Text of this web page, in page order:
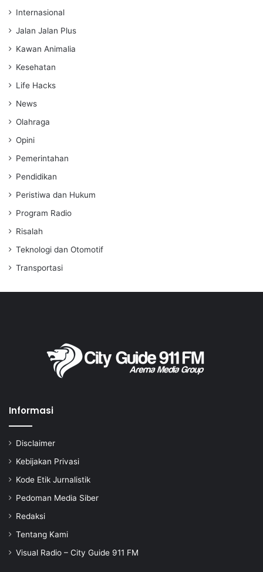
Internasional
Jalan Jalan Plus
Kawan Animalia
Kesehatan
Life Hacks
News
Olahraga
Opini
Pemerintahan
Pendidikan
Peristiwa dan Hukum
Program Radio
Risalah
Teknologi dan Otomotif
Transportasi
Informasi
Disclaimer
Kebijakan Privasi
Kode Etik Jurnalistik
Pedoman Media Siber
Redaksi
Tentang Kami
Visual Radio – City Guide 911 FM